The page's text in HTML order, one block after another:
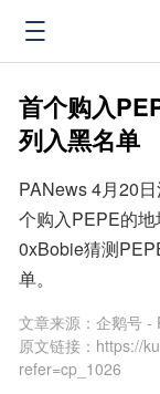
首个购入
列入黑名单
PANews 4月20
个购入PEPE的地
0xBobie猜测
单。
文章来源： 企鹅号 -
原文链接： https://
refer=cp_1026